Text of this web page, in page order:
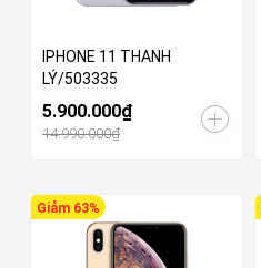
IPHONE 11 THANH
LÝ/503335
5.900.000₫
14.990.000₫
Giảm 63%